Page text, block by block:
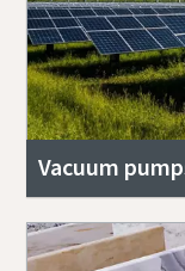
Vacuum